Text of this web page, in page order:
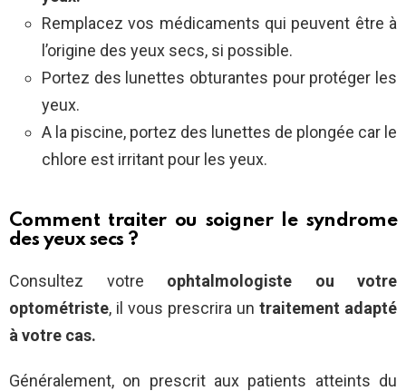
Remplacez vos médicaments qui peuvent être à
l’origine des yeux secs, si possible.
Portez des lunettes obturantes pour protéger les
yeux.
A la piscine, portez des lunettes de plongée car le
chlore est irritant pour les yeux.
Comment traiter ou soigner le syndrome
des yeux secs ?
Consultez votre ophtalmologiste ou votre
optométriste, il vous prescrira un traitement adapté
à votre cas.
Généralement, on prescrit aux patients atteints du